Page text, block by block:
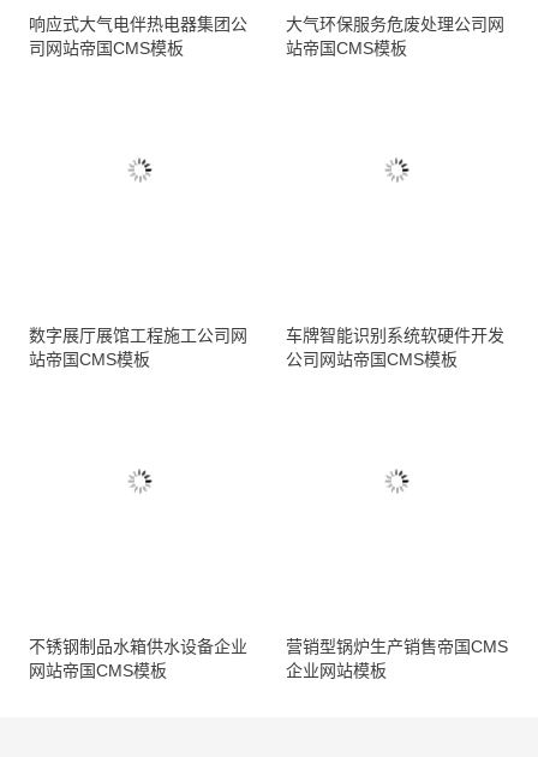
响应式大气电伴热电器集团公
司网站帝国CMS模板
大气环保服务危废处理公司网
站帝国CMS模板
数字展厅展馆工程施工公司网
站帝国CMS模板
车牌智能识别系统软硬件开发
公司网站帝国CMS模板
不锈钢制品水箱供水设备企业
网站帝国CMS模板
营销型锅炉生产销售帝国CMS
企业网站模板